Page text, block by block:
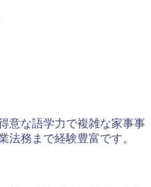
意な語学力で複雑な家事事
法務まで経験豊富です。